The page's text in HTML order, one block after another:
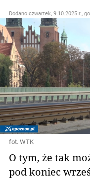
Dodano czwartek, 9.10.2025 r.,
fot. WTK
O tym, że tak
pod koniec